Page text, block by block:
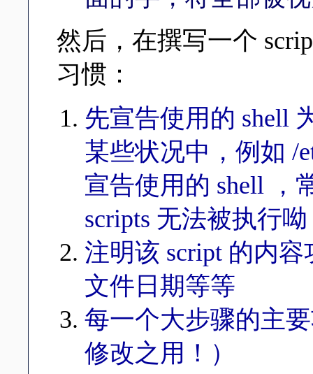
然后，在撰写一个
习惯：
先宣告使用的 shell
某些状况中，例如 /
宣告使用的 shell ，
scripts 无法被执行
注明该 script 的内
文件日期等等
每一个大步骤的主
修改之用！）